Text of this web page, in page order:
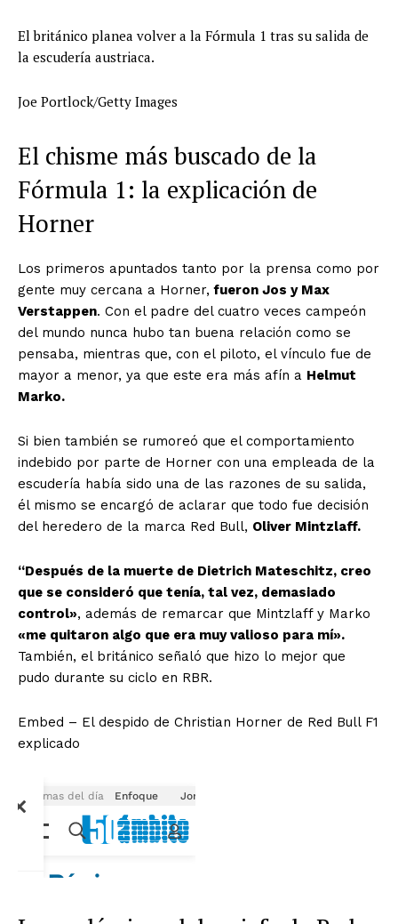
El británico planea volver a la Fórmula 1 tras su salida de
la escudería austriaca.
Joe Portlock/Getty Images
El chisme más buscado de la
Fórmula 1: la explicación de
Horner
Los primeros apuntados tanto por la prensa como por
gente muy cercana a Horner, fueron Jos y Max
Verstappen. Con el padre del cuatro veces campeón
del mundo nunca hubo tan buena relación como se
pensaba, mientras que, con el piloto, el vínculo fue de
mayor a menor, ya que este era más afín a Helmut
Marko.
Si bien también se rumoreó que el comportamiento
indebido por parte de Horner con una empleada de la
escudería había sido una de las razones de su salida,
él mismo se encargó de aclarar que todo fue decisión
del heredero de la marca Red Bull, Oliver Mintzlaff.
“Después de la muerte de Dietrich Mateschitz, creo
que se consideró que tenía, tal vez, demasiado
control», además de remarcar que Mintzlaff y Marko
«me quitaron algo que era muy valioso para mí».
También, el británico señaló que hizo lo mejor que
pudo durante su ciclo en RBR.
Embed – El despido de Christian Horner de Red Bull F1
explicado